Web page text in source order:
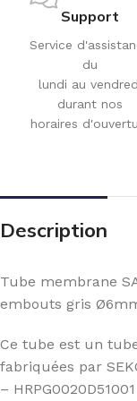
Support
Service
du
lundi au
durant nos
horaires
Description
Tube membrane
embouts gris
Ce tube est un
fabriquées par
– HRPG0020D51001